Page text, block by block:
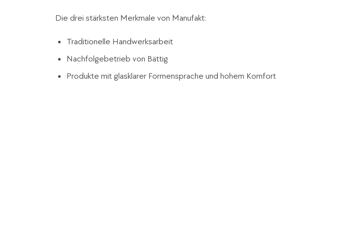
Die drei stärksten Merkmale von Manufakt:
Traditionelle Handwerksarbeit
Nachfolgebetrieb von Bättig
Produkte mit glasklarer Formensprache und hohem Komfort